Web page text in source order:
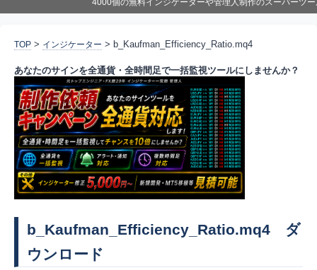
4000個の無料インジケーターや管理人制作のスーパーツ
TOP > インジケーター > b_Kaufman_Efficiency_Ratio.mq4
あなたのサインを全通貨・全時間足で一括監視ツールにしませんか？
b_Kaufman_Efficiency_Ratio.mq4 ダ
ウンロード